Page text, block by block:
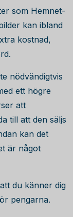
som Hemnet-
kan ibland
kostnad,
nödvändigtvis
ett högre
att
till att den säljs
kan det
är något
du känner dig
pengarna.